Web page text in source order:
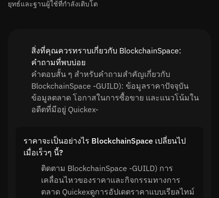
ยุทธ์และฐานผู้ใช้ที่กำลังเติบโต
สิ่งที่คุณควรทราบเกี่ยวกับ BlockchainSpace:
คำถามที่พบบ่อย
คำตอบสั้น ๆ สำหรับคำถามสำคัญเกี่ยวกับ
BlockchainSpace -GUILD): ข้อมูลราคาปัจจุบัน
ข้อมูลตลาด โอกาสในการซื้อขาย และแนวโน้มใน
อดีตที่มีอยู่ Quickex-
ราคาจะเป็นอย่างไร BlockchainSpace เปลี่ยนไป
เมื่อเร็วๆ นี้?
ติดตาม BlockchainSpace -GUILD) การ
เคลื่อนไหวของราคาและกิจกรรมทางการ
ตลาด Quickexดูการอัปเดตราคาแบบเรียลไทม์